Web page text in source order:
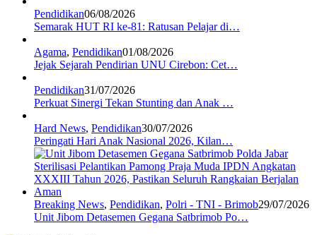
Pendidikan06/08/2026
Semarak HUT RI ke-81: Ratusan Pelajar di…
Agama, Pendidikan01/08/2026
Jejak Sejarah Pendirian UNU Cirebon: Cet…
Pendidikan31/07/2026
Perkuat Sinergi Tekan Stunting dan Anak …
Hard News, Pendidikan30/07/2026
Peringati Hari Anak Nasional 2026, Kilan…
Breaking News, Pendidikan, Polri - TNI - Brimob29/07/2026
Unit Jibom Detasemen Gegana Satbrimob Po…